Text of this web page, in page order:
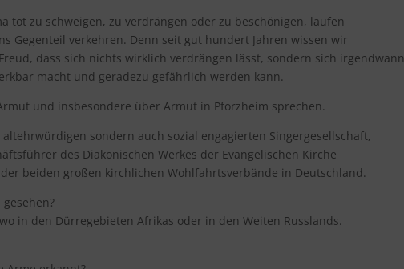
tot zu schweigen, zu verdrängen oder zu beschönigen, laufen
Gegenteil verkehren. Denn seit gut hundert Jahren wissen wir
dass sich nichts wirklich verdrängen lässt, sondern sich irgendwann
macht und geradezu gefährlich werden kann.
und insbesondere über Armut in Pforzheim sprechen.
sondern auch sozial engagierten Singergesellschaft,
des Diakonischen Werkes der Evangelischen Kirche
beiden großen kirchlichen Wohlfahrtsverbände in Deutschland.
in den Dürregebieten Afrikas oder in den Weiten Russlands.